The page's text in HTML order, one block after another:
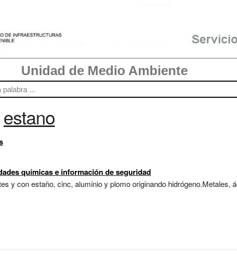
Unidad de Medio Ambiente
estano
químicas e información de seguridad
y con estaño, cinc, aluminio y plomo originando hidrógeno.Metales,